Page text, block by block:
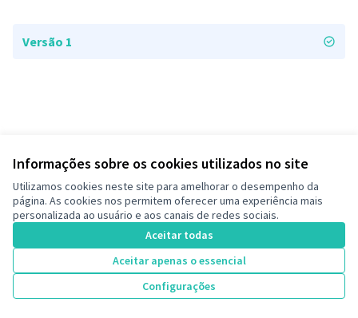
Informações sobre os cookies utilizados no site
Utilizamos cookies neste site para amelhorar o desempenho da
página. As cookies nos permitem oferecer uma experiência mais
personalizada ao usuário e aos canais de redes sociais.
Aceitar todas
Aceitar apenas o essencial
Configurações
Versão 1
Termos de serviço
Configurações de cookies
Decide Contagem no Instagram
(Link externo)
Site criado comsoftware livre .
Licença
(Link